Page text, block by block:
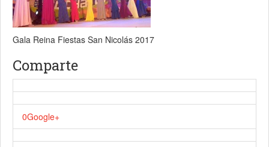
Gala Reina Fiestas San Nicolás 2017
Comparte
0Google+